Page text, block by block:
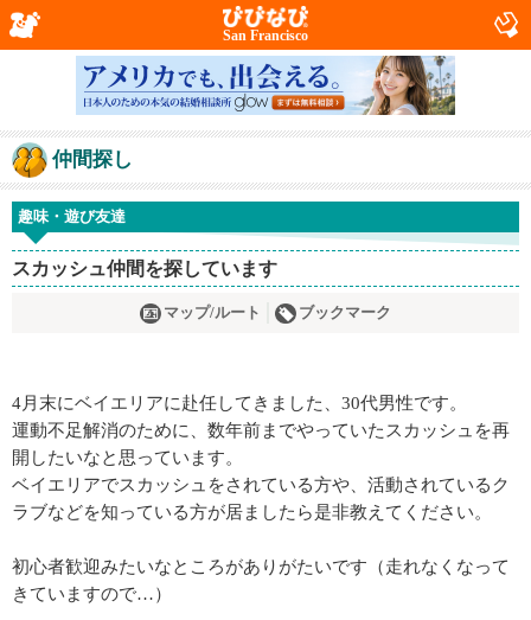
San Francisco
仲間探し
趣味・遊び友達
スカッシュ仲間を探しています
マップ/ルート ブックマーク
4月末にベイエリアに赴任してきました、30代男性です。
運動不足解消のために、数年前までやっていたスカッシュを再
開したいなと思っています。
ベイエリアでスカッシュをされている方や、活動されているク
ラブなどを知っている方が居ましたら是非教えてください。
初心者歓迎みたいなところがありがたいです（走れなくなって
きていますので…）